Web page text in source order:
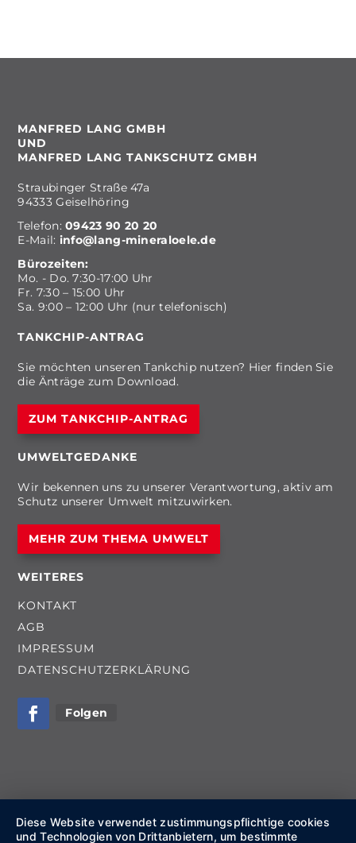
MANFRED LANG GMBH
UND
MANFRED LANG TANKSCHUTZ GMBH
Straubinger Straße 47a
94333 Geiselhöring
Telefon:09423 90 20 20
E-Mail: info@lang-mineraloele.de
Bürozeiten:
Mo. - Do. 7:30-17:00 Uhr
Fr. 7:30 – 15:00 Uhr
Sa. 9:00 – 12:00 Uhr (nur telefonisch)
TANKCHIP-ANTRAG
Sie möchten unseren Tankchip nutzen? Hier finden Sie
die Änträge zum Download.
ZUM TANKCHIP-ANTRAG
UMWELTGEDANKE
Wir bekennen uns zu unserer Verantwortung, aktiv am
Schutz unserer Umwelt mitzuwirken.
MEHR ZUM THEMA UMWELT
WEITERES
KONTAKT
AGB
IMPRESSUM
DATENSCHUTZERKLÄRUNG
Folgen
Diese Website verwendet zustimmungspflichtige cookies
und Technologien von Drittanbietern, um bestimmte